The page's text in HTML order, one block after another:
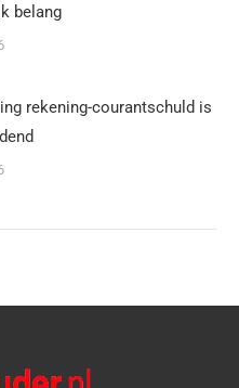
belang
rekening-courantschuld is